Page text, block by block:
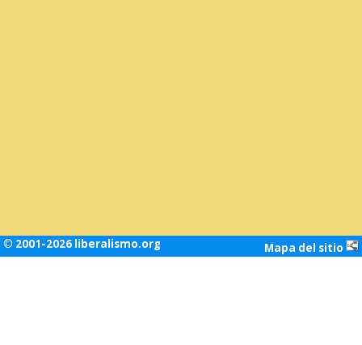
© 2001-2026 liberalismo.org Mapa del sitio